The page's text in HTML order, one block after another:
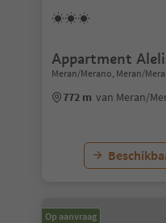
Appartment
Meran/Merano, Meran/
772 m van Meran/
Op aanvraag